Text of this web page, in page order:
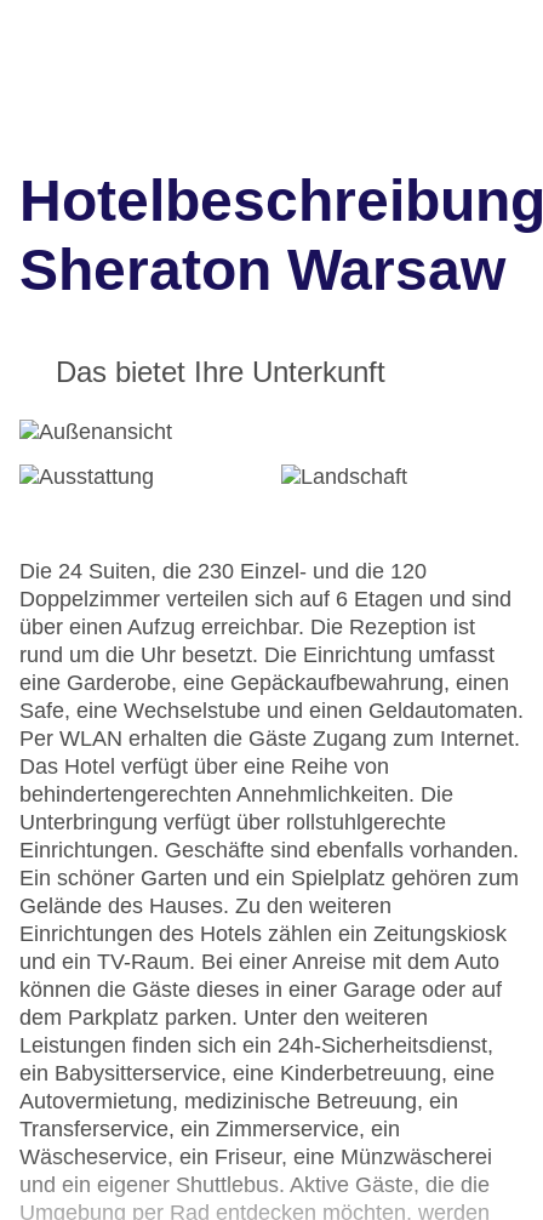
Sheraton Warsaw
Das bietet Ihre Unterkunft
Die 24 Suiten, die 230 Einzel- und die 120
Doppelzimmer verteilen sich auf 6 Etagen und sind
über einen Aufzug erreichbar. Die Rezeption ist
rund um die Uhr besetzt. Die Einrichtung umfasst
eine Garderobe, eine Gepäckaufbewahrung, einen
Safe, eine Wechselstube und einen Geldautomaten.
Per WLAN erhalten die Gäste Zugang zum Internet.
Das Hotel verfügt über eine Reihe von
behindertengerechten Annehmlichkeiten. Die
Unterbringung verfügt über rollstuhlgerechte
Einrichtungen. Geschäfte sind ebenfalls vorhanden.
Ein schöner Garten und ein Spielplatz gehören zum
Gelände des Hauses. Zu den weiteren
Einrichtungen des Hotels zählen ein Zeitungskiosk
und ein TV-Raum. Bei einer Anreise mit dem Auto
können die Gäste dieses in einer Garage oder auf
dem Parkplatz parken. Unter den weiteren
Leistungen finden sich ein 24h-Sicherheitsdienst,
ein Babysitterservice, eine Kinderbetreuung, eine
Autovermietung, medizinische Betreuung, ein
Transferservice, ein Zimmerservice, ein
Wäscheservice, ein Friseur, eine Münzwäscherei
und ein eigener Shuttlebus. Aktive Gäste, die die
Umgebung per Rad entdecken möchten, werden